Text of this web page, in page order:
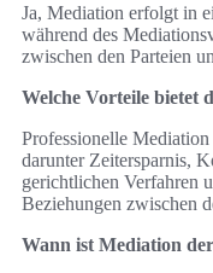
Ja, Mediation erfolgt in
während des
zwischen den Parteien
Welche Vorteile bietet
Professionelle
darunter Zeitersparnis,
gerichtlichen Verfahren
Beziehungen zwischen
Wann ist Mediation